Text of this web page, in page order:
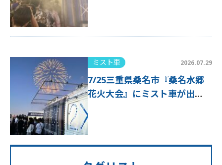
ミスト車 2026.07.29
7/25三重県桑名市『桑名水郷
花火大会』にミスト車が出